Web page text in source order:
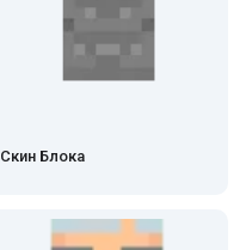
Скин Блока